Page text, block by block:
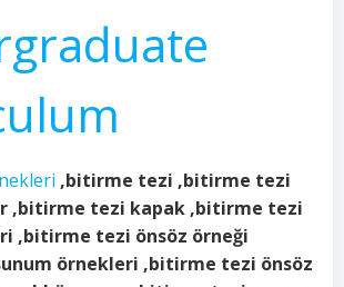
,bitirme tezi ,bitirme tezi
,bitirme tezi kapak ,bitirme tezi
,bitirme tezi önsöz örneği
örnekleri ,bitirme tezi önsöz